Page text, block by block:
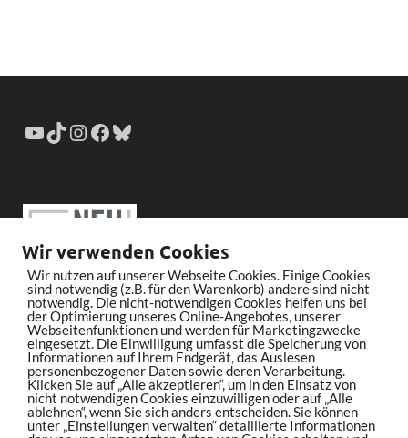
Wir verwenden Cookies
Wir nutzen auf unserer Webseite Cookies. Einige Cookies
sind notwendig (z.B. für den Warenkorb) andere sind nicht
notwendig. Die nicht-notwendigen Cookies helfen uns bei
der Optimierung unseres Online-Angebotes, unserer
Webseitenfunktionen und werden für Marketingzwecke
eingesetzt. Die Einwilligung umfasst die Speicherung von
Informationen auf Ihrem Endgerät, das Auslesen
personenbezogener Daten sowie deren Verarbeitung.
Klicken Sie auf „Alle akzeptieren“, um in den Einsatz von
nicht notwendigen Cookies einzuwilligen oder auf „Alle
ablehnen“, wenn Sie sich anders entscheiden. Sie können
unter „Einstellungen verwalten“ detaillierte Informationen